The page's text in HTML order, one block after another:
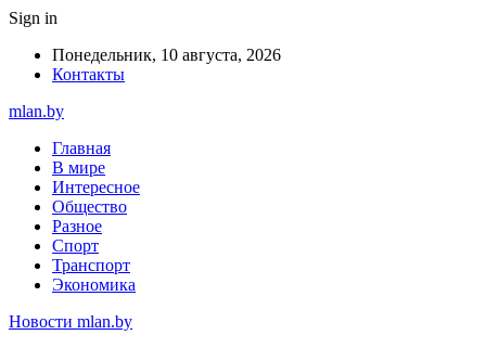
Sign in
Понедельник, 10 августа, 2026
Контакты
mlan.by
Главная
В мире
Интересное
Общество
Разное
Спорт
Транспорт
Экономика
Новости mlan.by